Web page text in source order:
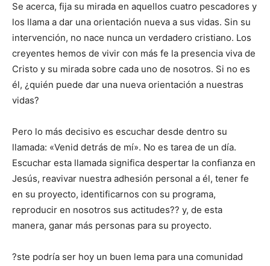
Se acerca, fija su mirada en aquellos cuatro pescadores y
los llama a dar una orientación nueva a sus vidas. Sin su
intervención, no nace nunca un verdadero cristiano. Los
creyentes hemos de vivir con más fe la presencia viva de
Cristo y su mirada sobre cada uno de nosotros. Si no es
él, ¿quién puede dar una nueva orientación a nuestras
vidas?
Pero lo más decisivo es escuchar desde dentro su
llamada: «Venid detrás de mí». No es tarea de un día.
Escuchar esta llamada significa despertar la confianza en
Jesús, reavivar nuestra adhesión personal a él, tener fe
en su proyecto, identificarnos con su programa,
reproducir en nosotros sus actitudes?? y, de esta
manera, ganar más personas para su proyecto.
?ste podría ser hoy un buen lema para una comunidad